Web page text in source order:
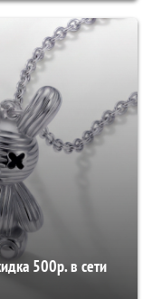
500р. в сети